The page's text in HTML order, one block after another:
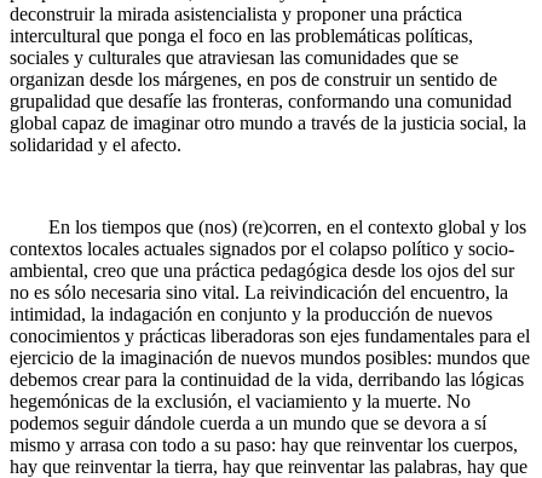
deconstruir la mirada asistencialista y proponer una práctica
intercultural que ponga el foco en las problemáticas políticas,
sociales y culturales que atraviesan las comunidades que se
organizan desde los márgenes, en pos de construir un sentido de
grupalidad que desafíe las fronteras, conformando una comunidad
global capaz de imaginar otro mundo a través de la justicia social, la
solidaridad y el afecto.
En los tiempos que (nos) (re)corren, en el contexto global y los
contextos locales actuales signados por el colapso político y socio-
ambiental, creo que una práctica pedagógica desde los ojos del sur
no es sólo necesaria sino vital. La reivindicación del encuentro, la
intimidad, la indagación en conjunto y la producción de nuevos
conocimientos y prácticas liberadoras son ejes fundamentales para el
ejercicio de la imaginación de nuevos mundos posibles: mundos que
debemos crear para la continuidad de la vida, derribando las lógicas
hegemónicas de la exclusión, el vaciamiento y la muerte. No
podemos seguir dándole cuerda a un mundo que se devora a sí
mismo y arrasa con todo a su paso: hay que reinventar los cuerpos,
hay que reinventar la tierra, hay que reinventar las palabras, hay que